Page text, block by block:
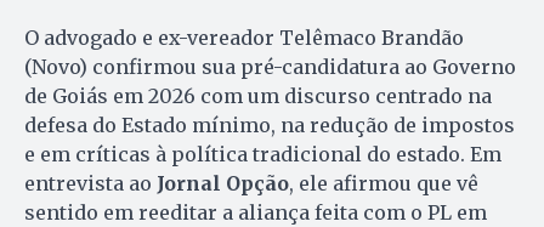
O advogado e ex-vereador Telêmaco Brandão
(Novo) confirmou sua pré-candidatura ao Governo
de Goiás em 2026 com um discurso centrado na
defesa do Estado mínimo, na redução de impostos
e em críticas à política tradicional do estado. Em
entrevista ao Jornal Opção, ele afirmou que vê
sentido em reeditar a aliança feita com o PL em